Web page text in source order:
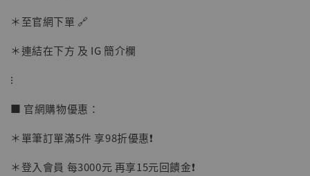
＊至官網下單 🔗
＊連結在下方 及 IG 簡介欄
⁝
■ 官網購物優惠：
＊單筆訂單滿5件 享98折優惠❗️
＊登入會員 每3000元 再享15元回饋金❗️